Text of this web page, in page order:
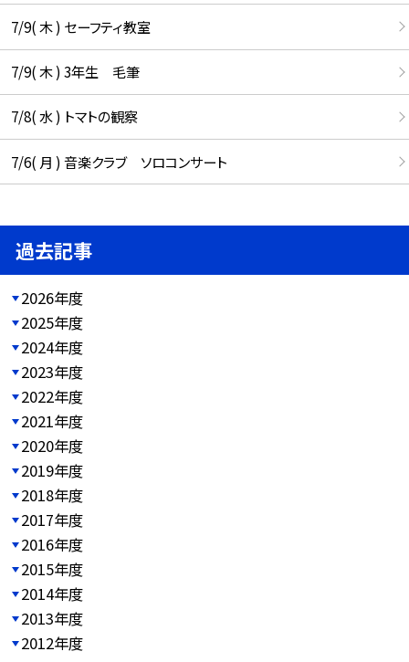
7/9( 木 ) セーフティ教室
7/9( 木 ) 3年生 毛筆
7/8( 水 ) トマトの観察
7/6( 月 ) 音楽クラブ ソロコンサート
過去記事
2026年度
2025年度
2024年度
2023年度
2022年度
2021年度
2020年度
2019年度
2018年度
2017年度
2016年度
2015年度
2014年度
2013年度
2012年度